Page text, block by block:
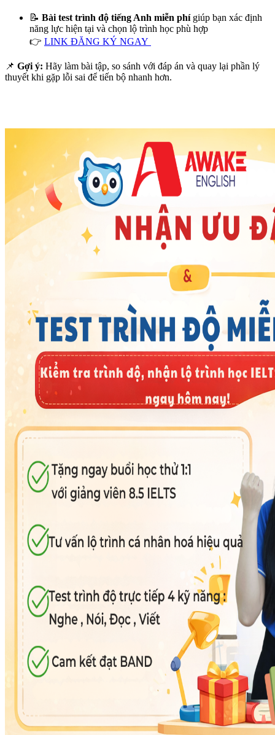
📝 Bài test trình độ tiếng Anh miễn phígiúp bạn xác định
năng lực hiện tại và chọn lộ trình học phù hợp
👉 LINK ĐĂNG KÝ NGAY
📌 Gợi ý: Hãy làm bài tập, so sánh với đáp án và quay lại phần lý
thuyết khi gặp lỗi sai để tiến bộ nhanh hơn.